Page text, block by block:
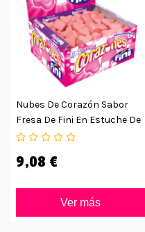
Nubes De Corazón Sabor
Fresa De Fini En Estuche De
75uds
9,08 €
Ver más